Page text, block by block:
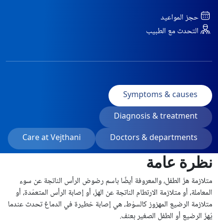
حجز المواعيد
التحدث مع الطبيب
Symptoms & causes
Diagnosis & treatment
Doctors & departments
Care at Vejthani
نظرة عامة
متلازمة هزّ الطفل، والمعروفة أيضًا باسم رضوض الرأس الناتجة عن سوء
المعاملة، أو متلازمة الارتطام الناتجة عن الهزّ، أو إصابة الرأس المتعمّدة، أو
متلازمة الرضيع المهزوز كالسوْط، هي إصابة خطيرة في الدماغ تحدث عندما
يُهزّ الرضيع أو الطفل الصغير بعنف.